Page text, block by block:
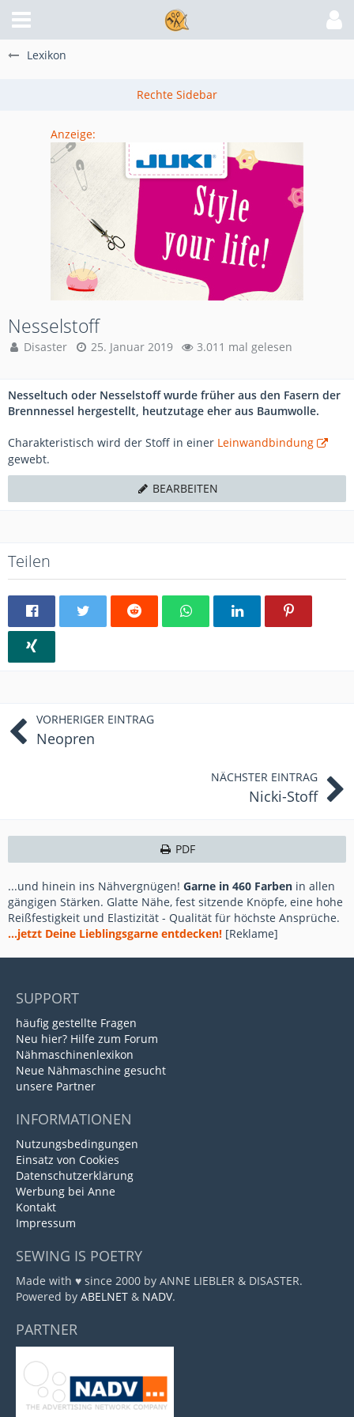
Lexikon
Anzeige:
Nesselstoff
Disaster 25. Januar 2019 3.011 mal gelesen
Nesseltuch oder Nesselstoff wurde früher aus den Fasern der
Brennnessel hergestellt, heutzutage eher aus Baumwolle.
Charakteristisch wird der Stoff in einer Leinwandbindung
gewebt.
BEARBEITEN
Teilen
VORHERIGER EINTRAG
Neopren
NÄCHSTER EINTRAG
Nicki-Stoff
PDF
...und hinein ins Nähvergnügen! Garne in 460 Farben in allen
gängigen Stärken. Glatte Nähe, fest sitzende Knöpfe, eine hohe
Reißfestigkeit und Elastizität - Qualität für höchste Ansprüche.
...jetzt Deine Lieblingsgarne entdecken! [Reklame]
SUPPORT
häufig gestellte Fragen
Neu hier? Hilfe zum Forum
Nähmaschinenlexikon
Neue Nähmaschine gesucht
unsere Partner
INFORMATIONEN
Nutzungsbedingungen
Einsatz von Cookies
Datenschutzerklärung
Werbung bei Anne
Kontakt
Impressum
SEWING IS POETRY
Made with ♥ since 2000 by ANNE LIEBLER & DISASTER.
Powered by ABELNET & NADV.
PARTNER